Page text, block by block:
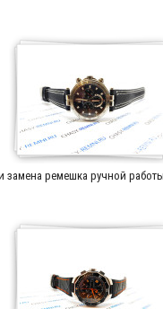
замена ремешка ручной работы